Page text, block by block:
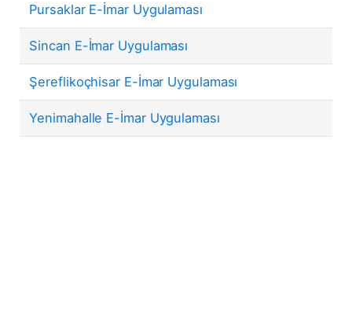
Pursaklar E-İmar Uygulaması
Sincan E-İmar Uygulaması
Şereflikoçhisar E-İmar Uygulaması
Yenimahalle E-İmar Uygulaması